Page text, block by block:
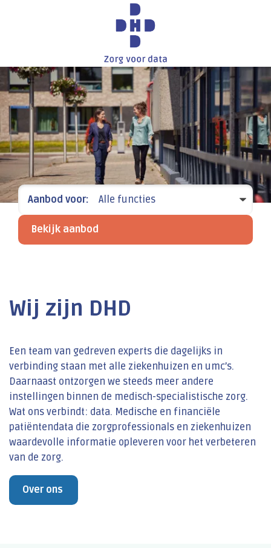
Aanbod voor: Alle functies
Bekijk aanbod
Wij zijn DHD
Een team van gedreven experts die dagelijks in
verbinding staan met alle ziekenhuizen en umc’s.
Daarnaast ontzorgen we steeds meer andere
instellingen binnen de medisch-specialistische zorg.
Wat ons verbindt: data. Medische en financiële
patiëntendata die zorgprofessionals en ziekenhuizen
waardevolle informatie opleveren voor het verbeteren
van de zorg.
Over ons